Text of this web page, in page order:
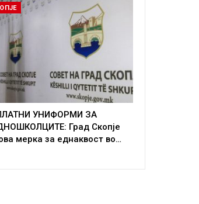
УНИФОРМИ ЗА
Град Скопје
мерка за еднаквост во…